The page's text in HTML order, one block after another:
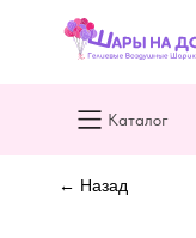
Каталог
← Назад